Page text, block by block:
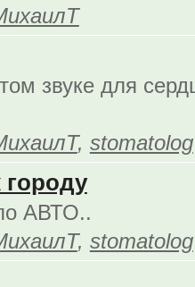
звуке для
, stomatolog
городу
АВТО..
, stomatolog